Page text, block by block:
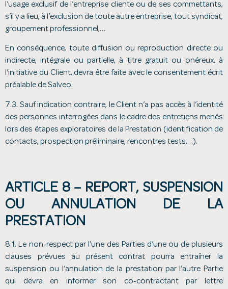
l’usage exclusif de l’entreprise cliente ou de ses commettants,
s’il y a lieu, à l’exclusion de toute autre entreprise, tout syndicat,
groupement professionnel,…
En conséquence, toute diffusion ou reproduction directe ou
indirecte, intégrale ou partielle, à titre gratuit ou onéreux, à
l’initiative du Client, devra être faite avec le consentement écrit
préalable de Salveo.
7.3. Sauf indication contraire, le Client n’a pas accès à l’identité
des personnes interrogées dans le cadre des entretiens menés
lors des étapes exploratoires de la Prestation (identification de
contacts, prospection préliminaire, rencontres tests,…).
ARTICLE 8 – REPORT, SUSPENSION
OU ANNULATION DE LA
PRESTATION
8.1. Le non-respect par l’une des Parties d’une ou de plusieurs
clauses prévues au présent contrat pourra entraîner la
suspension ou l’annulation de la prestation par l’autre Partie
qui devra en informer son co-contractant par lettre